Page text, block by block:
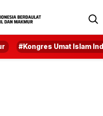
#Kongres Umat Islam